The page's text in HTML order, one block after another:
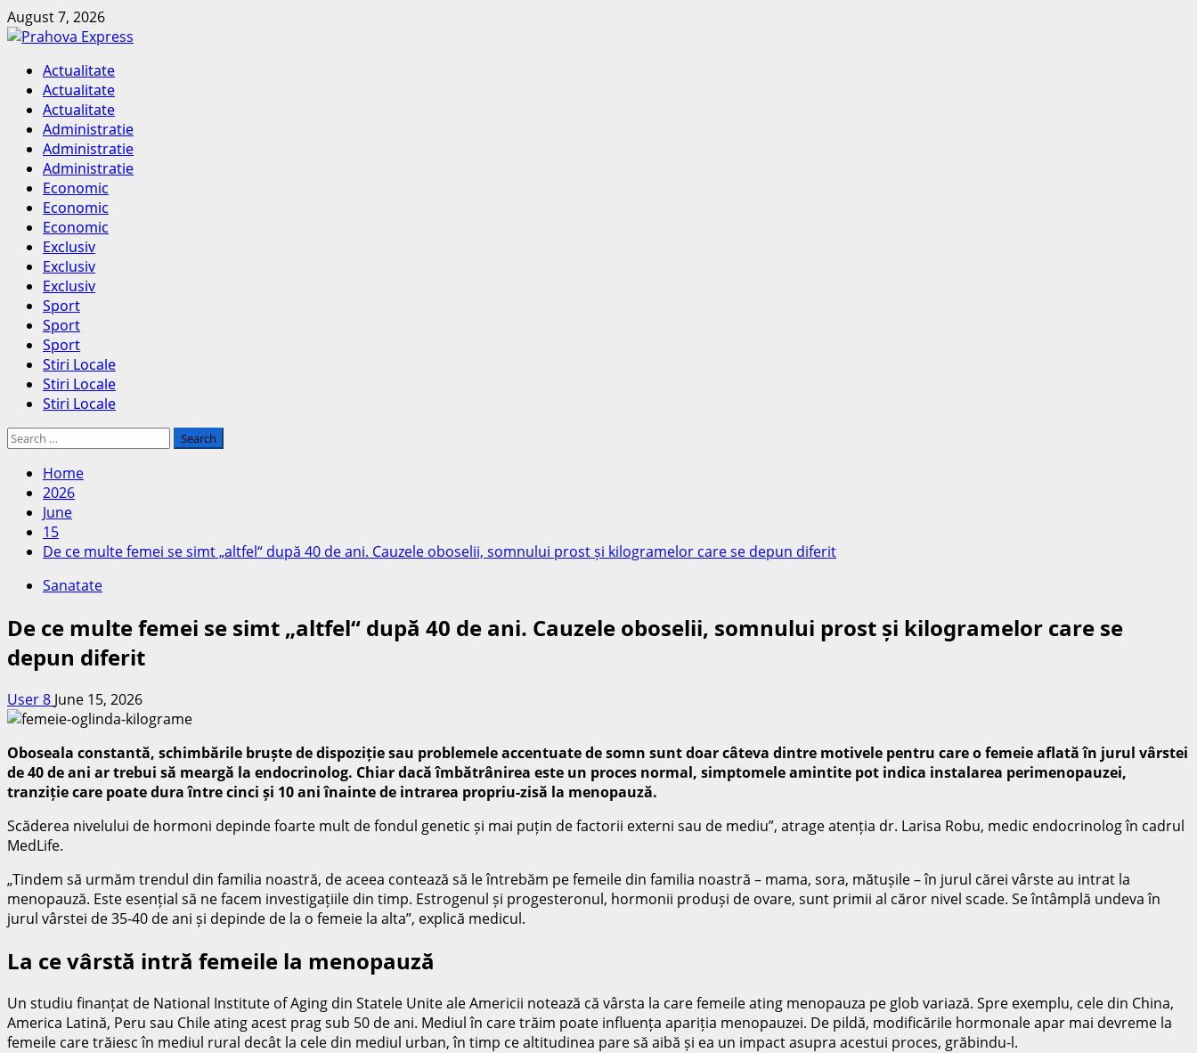
Skip
to
August 7, 2026
Primary
Menu
Actualitate
Actualitate
Actualitate
Administratie
Administratie
Administratie
Economic
Economic
Economic
Exclusiv
Exclusiv
Exclusiv
Sport
Sport
Sport
Stiri Locale
Stiri Locale
Stiri Locale
Search
Home
2026
June
15
De ce multe femei se simt „altfel“ după 40 de ani. Cauzele oboselii, somnului prost și kilogramelor care se depun diferit
Sanatate
De ce multe femei se simt „altfel“ după 40 de ani. Cauzele oboselii, somnului prost și kilogramelor care se
depun diferit
User 8 June 15, 2026
Oboseala constantă, schimbările bruște de dispoziție sau problemele accentuate de somn sunt doar câteva dintre motivele pentru care o femeie aflată în jurul vârstei
de 40 de ani ar trebui să meargă la endocrinolog. Chiar dacă îmbătrânirea este un proces normal, simptomele amintite pot indica instalarea perimenopauzei,
tranziție care poate dura între cinci și 10 ani înainte de intrarea propriu-zisă la menopauză.
Scăderea nivelului de hormoni depinde foarte mult de fondul genetic și mai puțin de factorii externi sau de mediu”, atrage atenția dr. Larisa Robu, medic endocrinolog în cadrul
MedLife.
„Tindem să urmăm trendul din familia noastră, de aceea contează să le întrebăm pe femeile din familia noastră – mama, sora, mătușile – în jurul cărei vârste au intrat la
menopauză. Este esențial să ne facem investigațiile din timp. Estrogenul și progesteronul, hormonii produși de ovare, sunt primii al căror nivel scade. Se întâmplă undeva în
jurul vârstei de 35-40 de ani și depinde de la o femeie la alta”, explică medicul.
La ce vârstă intră femeile la menopauză
Un studiu finanțat de National Institute of Aging din Statele Unite ale Americii notează că vârsta la care femeile ating menopauza pe glob variază. Spre exemplu, cele din China,
America Latină, Peru sau Chile ating acest prag sub 50 de ani. Mediul în care trăim poate influența apariția menopauzei. De pildă, modificările hormonale apar mai devreme la
femeile care trăiesc în mediul rural decât la cele din mediul urban, în timp ce altitudinea pare să aibă și ea un impact asupra acestui proces, grăbindu-l.